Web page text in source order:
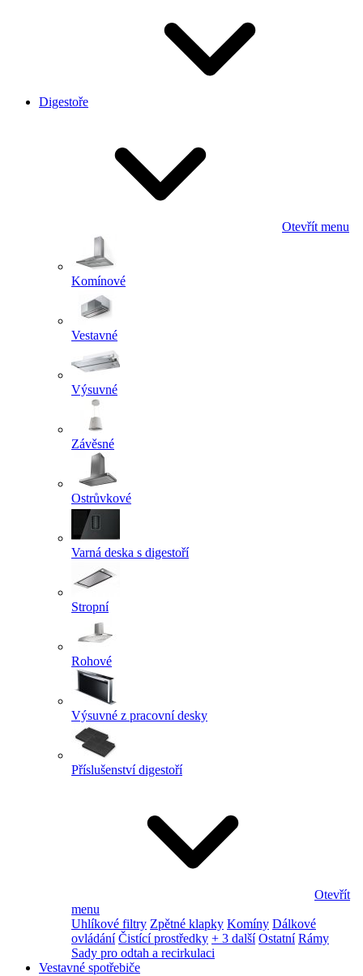
Digestoře
Otevřít menu
Komínové
Vestavné
Výsuvné
Závěsné
Ostrůvkové
Varná deska s digestoří
Stropní
Rohové
Výsuvné z pracovní desky
Příslušenství digestoří
Otevřít
menu
Uhlíkové filtry Zpětné klapky Komíny Dálkové
ovládání Čistící prostředky + 3 další Ostatní Rámy
Sady pro odtah a recirkulaci
Vestavné spotřebiče